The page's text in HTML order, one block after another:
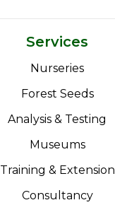
Services
Nurseries
Forest Seeds
Analysis & Testing
Museums
Training & Extension
Consultancy